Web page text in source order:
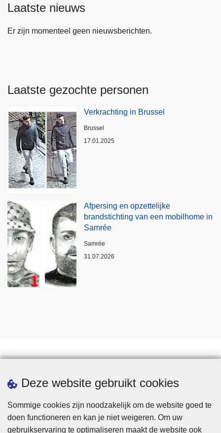
Deze website gebruikt cookies
Sommige cookies zijn noodzakelijk om de website goed te
doen functioneren en kan je niet weigeren. Om uw
gebruikservaring te optimaliseren maakt de website ook
Laatste nieuws
Er zijn momenteel geen nieuwsberichten.
Laatste gezochte personen
Verkrachting in Brussel
Plaats
Brussel
17.01.2025
Afpersing en opzettelijke
brandstichting van een mobilhome in
Samrée
Plaats
Samrée
31.07.2026